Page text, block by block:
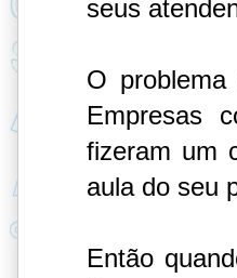
seus
O
Empresas
fizeram um
aula do seu
Então